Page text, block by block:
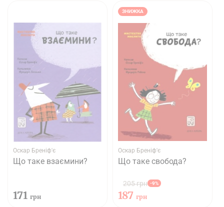
Оскар Бреніф'є
Що таке взаємини?
171 грн
ЗНИЖКА
Оскар Бреніф'є
Що таке свобода?
205 грн -9%
187 грн